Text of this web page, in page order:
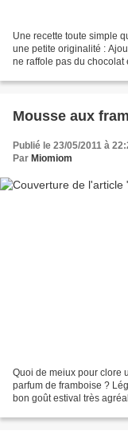
Une recette toute simple
une petite originalité :
ne raffole pas du chocolat
Mousse aux
Publié le 23/05/2011 à
Par Miomiom
Quoi de meiux pour clore
parfum de framboise ?
bon goût estival très